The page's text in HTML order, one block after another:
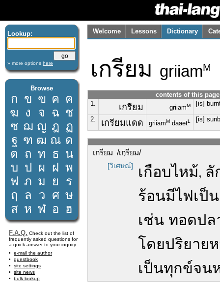
Lookup:
» more options here
Browse
ก ข ฃ ค ฅ
ฆ ง จ ฉ ช
ซ ฌ ญ ฎ ฏ
ฐ ฑ ฒ ณ ด
ต ถ ท ธ น
บ ป ผ ฝ พ
ฟ ภ ม ย
ร
ฤ
ล ว ศ ษ
ส ห ฬ อ ฮ
F.A.Q. Check out the list of
frequently asked questions for
a quick answer to your inquiry
e-mail the author
guestbook
site settings
site news
bulk lookup
Welcome Lessons Dictionary
เกรียม griiamM
contents of this page
1.
เกรียม griiamM [is]
2. เกรียมแดด griiamM daaetL [is]
เกรียม /เกฺรียม/
[วิเศษณ์] เกือบไหม้, ลั
ร้อนมีไฟเป็
เช่น ทอดปล
โดยปริยาย
เป็นทุกข์จน